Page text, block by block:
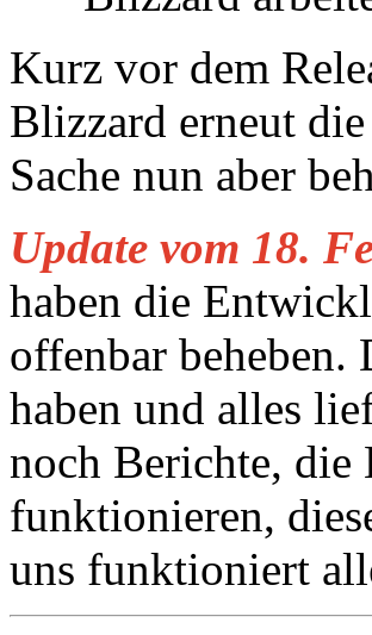
Kurz vor dem
Blizzard erneut
Sache nun aber
Update vom 18.
haben die
offenbar beheben.
haben und alles
noch Berichte, die
funktionieren,
uns funktioniert